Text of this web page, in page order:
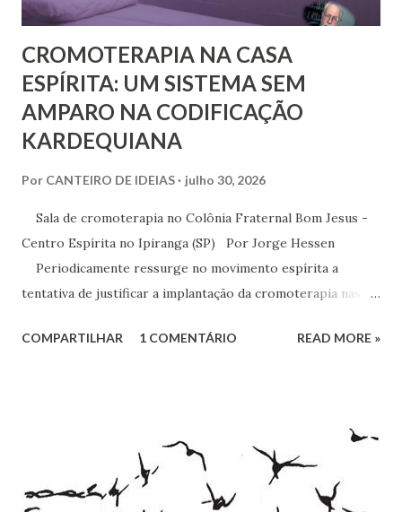
CROMOTERAPIA NA CASA
ESPÍRITA: UM SISTEMA SEM
AMPARO NA CODIFICAÇÃO
KARDEQUIANA
Por CANTEIRO DE IDEIAS julho 30, 2026
Sala de cromoterapia no Colônia Fraternal Bom Jesus -
Centro Espírita no Ipiranga (SP) Por Jorge Hessen
Periodicamente ressurge no movimento espírita a
tentativa de justificar a implantação da cromoterapia nas
Joanna de Ângelis, especialmente na obra Plenitude .
Joanna de Ângelis menciona a helioterapia e faz alusões à
cromoterapia no contexto da preservação da saúde física e
psíquica. Em nenhum momento, porém, recomenda sua
COMPARTILHAR 1 COMENTÁRIO READ MORE »